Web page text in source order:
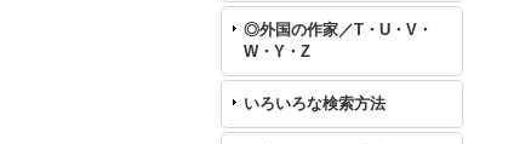
◎外国の作家／T・U・V・
W・Y・Z
いろいろな検索方法